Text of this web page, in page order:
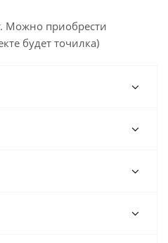
Можно приобрести
будет точилка)